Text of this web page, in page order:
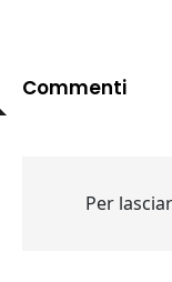
Commenti